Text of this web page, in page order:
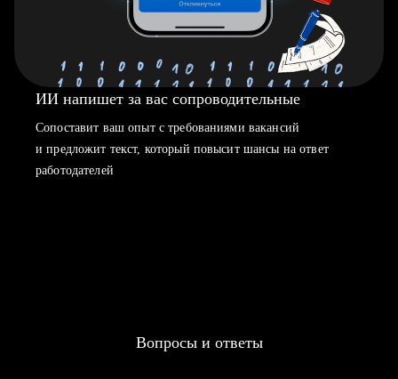
ИИ напишет за вас сопроводительные
Сопоставит ваш опыт с требованиями вакансий
и предложит текст, который повысит шансы на ответ
работодателей
Вопросы и ответы